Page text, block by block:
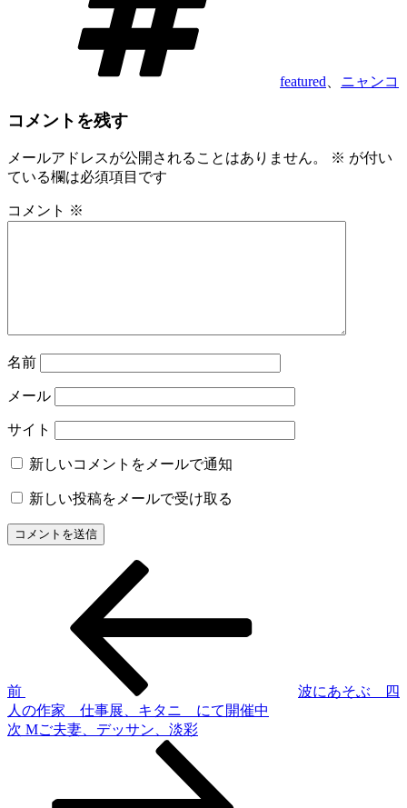
featured ニャンコ
コメントを残す
メールアドレスが公開されることはありません。 ※ が付い
ている欄は必須項目です
コメント ※
名前
メール
サイト
新しいコメントをメールで通知
新しい投稿をメールで受け取る
ゲ
ー
前
波にあそぶ 四
人の作家 仕事展、キタニ にて開催中
次
次 Mご夫妻、デッサン、淡彩